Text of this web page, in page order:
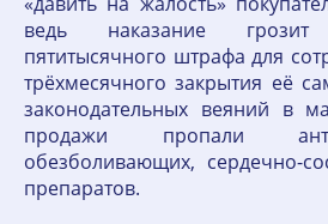
ведь наказание
пятитысячного штрафа для
трёхмесячного закрытия её
законодательных веяний в
продажи пропали
обезболивающих, сердечно-
препаратов.